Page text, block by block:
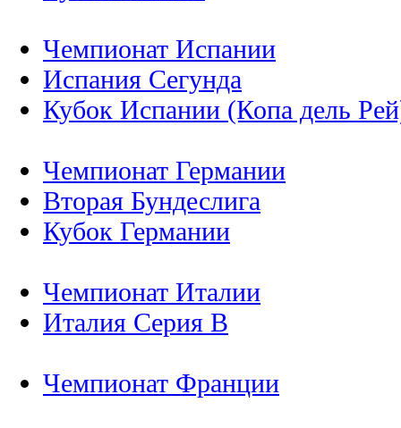
Чемпионат Испании
Испания Сегунда
Кубок Испании (Копа дель
Чемпионат Германии
Вторая Бундеслига
Кубок Германии
Чемпионат Италии
Италия Серия B
Чемпионат Франции